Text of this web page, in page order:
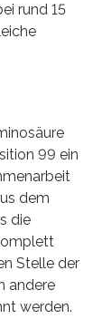
rund 15
99 ein
dem
die
Stelle der
andere
werden.